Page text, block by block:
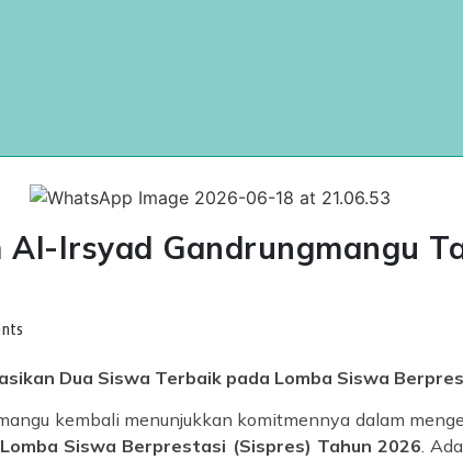
Irsyad Gandrungmangu
Dua Siswa Terbaik pada Lomba Siswa
kembali menunjukkan komitmennya dalam
Lomba Siswa Berprestasi (Sispres) Tahun 2026.